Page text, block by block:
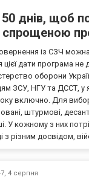
днів, щоб
спрощеною
із СЗЧ
дати програма не
оборони
ЗСУ, НГУ та ДССТ, у
включно. Для
штурмові,
У кожному з них
різним досвідом,
4 серпня